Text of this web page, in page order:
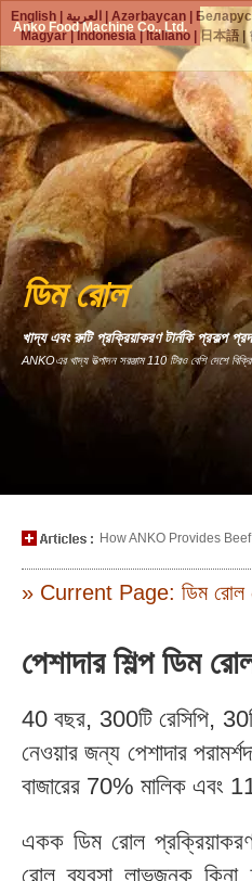
Anko Food Machine Co., Ltd.
ডিম রোল
খাদ্য এবং রুটি প্রক্রিয়াকরণ টার্নকি প্রকল্প
ANKOএর খাদ্য উত্পাদন সরঞ্জাম 110 টিরও বেশি দেশে
How ANKO Provides
» Current Page: ডিম রোল
পেশাদার শিল্প ডিম
40 বছর, 300টি রেসিপি,
নেওয়ার জন্য পেশাদার
বাজারের 70% মালিক এবং
একক ডিম রোল
রোল ব্যবসা লাভজনক কিনা
English العربية |Azərbaycan
Magyar|Indonesia| Italiano| 日本語|